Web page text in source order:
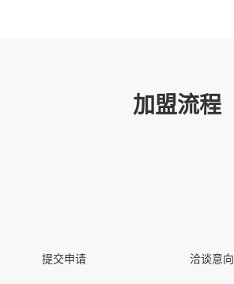
加盟流程
提交申请 洽谈意向